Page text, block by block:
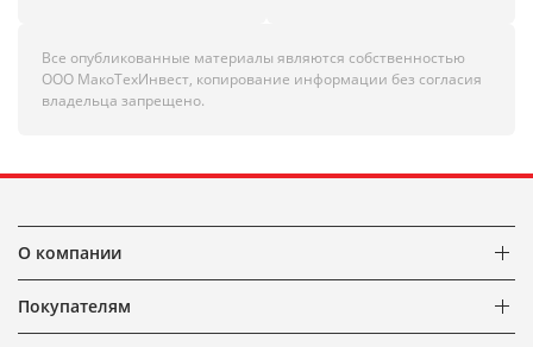
Все опубликованные материалы являются собственностью
ООО МакоТехИнвест, копирование информации без согласия
владельца запрещено.
О компании
Покупателям